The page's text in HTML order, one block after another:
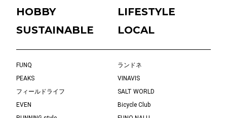
HOBBY
LIFESTYLE
SUSTAINABLE
LOCAL
FUNQ
ランドネ
PEAKS
VINAVIS
フィールドライフ
SALT WORLD
EVEN
Bicycle Club